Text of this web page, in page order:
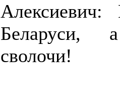
сволочи!